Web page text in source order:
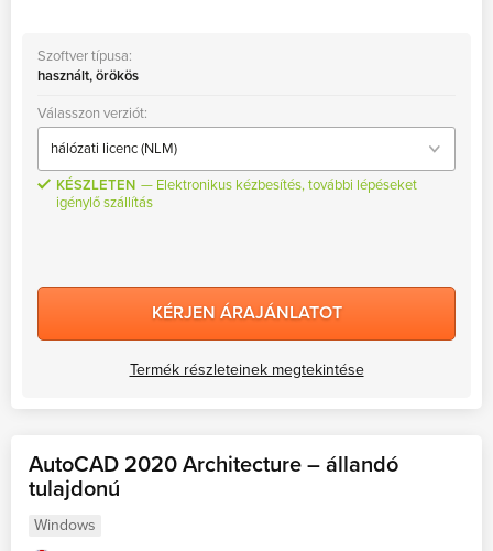
Szoftver típusa:
használt, örökös
Válasszon verziót:
KÉSZLETEN
Elektronikus kézbesítés, további lépéseket
igénylő szállítás
KÉRJEN ÁRAJÁNLATOT
Termék részleteinek megtekintése
AutoCAD 2020 Architecture – állandó
tulajdonú
Windows